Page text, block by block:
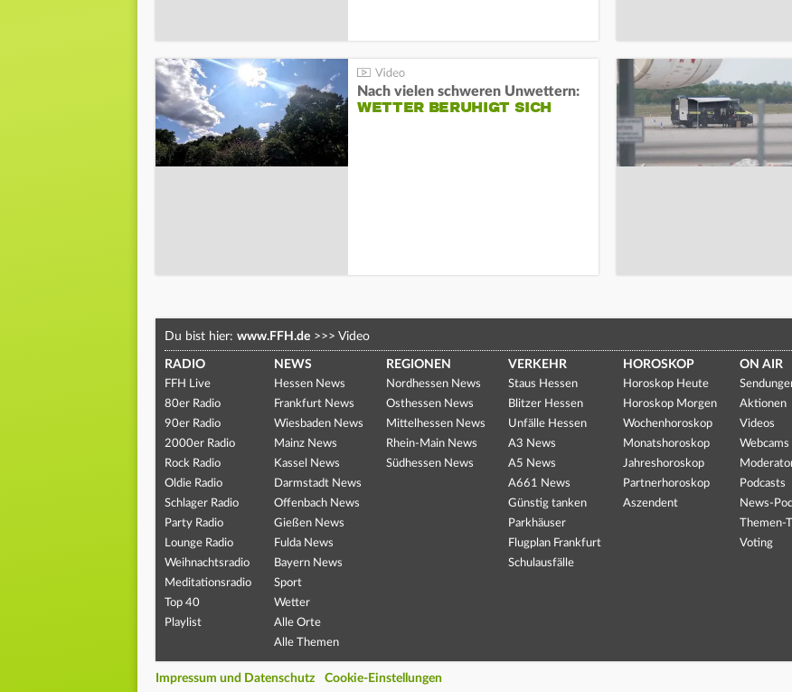
Nach vielen schweren Unwettern:
WETTER BERUHIGT SICH
Du bist hier: www.FFH.de >>> Video
RADIO
FFH Live
80er Radio
90er Radio
2000er Radio
Rock Radio
Oldie Radio
Schlager Radio
Party Radio
Lounge Radio
Weihnachtsradio
Meditationsradio
Top 40
Playlist
NEWS
Hessen News
Frankfurt News
Wiesbaden News
Mainz News
Kassel News
Darmstadt News
Offenbach News
Gießen News
Fulda News
Bayern News
Sport
Wetter
Alle Orte
Alle Themen
REGIONEN
Nordhessen News
Osthessen News
Mittelhessen News
Rhein-Main News
Südhessen News
VERKEHR
Staus Hessen
Blitzer Hessen
Unfälle Hessen
A3 News
A5 News
A661 News
Günstig tanken
Parkhäuser
Flugplan Frankfurt
Schulausfälle
HOROSKOP
Horoskop Heute
Horoskop Morgen
Wochenhoroskop
Monatshoroskop
Jahreshoroskop
Partnerhoroskop
Aszendent
ON AIR
Aktionen
Videos
Webcams
Podcasts
News-
Themen-
Voting
Impressum und Datenschutz Cookie-Einstellungen